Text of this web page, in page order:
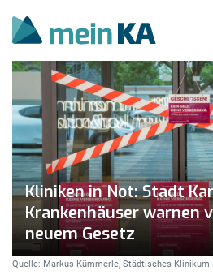
Kliniken in Not: Stadt
Krankenhäuser warnen
neuem Gesetz
Quelle: Markus Kümmerle, Städtisches Klinikum